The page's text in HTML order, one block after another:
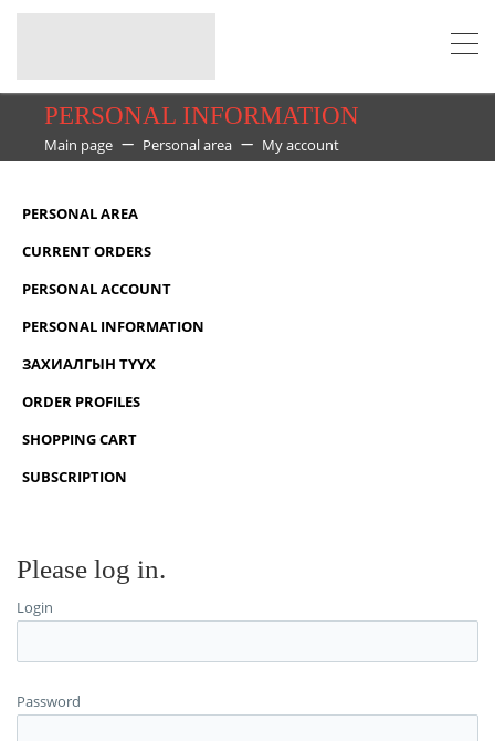
PERSONAL INFORMATION
Main page Personal area My account
PERSONAL AREA
CURRENT ORDERS
PERSONAL ACCOUNT
PERSONAL INFORMATION
ЗАХИАЛГЫН ТҮҮХ
ORDER PROFILES
SHOPPING CART
SUBSCRIPTION
Please log in.
Login
Password